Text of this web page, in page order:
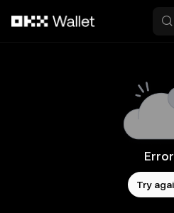
Error
Try